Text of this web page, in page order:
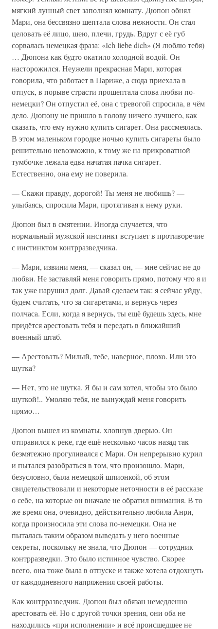
мягкий лунный свет заполнял комнату. Дюпон обнял
Мари, она бессвязно шептала слова нежности. Он стал
целовать её лицо, шею, плечи, грудь. Вдруг с её губ
сорвалась немецкая фраза: «Ich liebe dich» (Я люблю тебя)
… Дюпона как будто окатило холодной водой. Он
насторожился. Неужели прекрасная Мари, которая
говорила, что работает в Париже, а сюда приехала в
отпуск, в порыве страсти прошептала слова любви по-
немецки? Он отпустил её, она с тревогой спросила, в чём
дело. Дюпону не пришло в голову ничего лучшего, как
сказать, что ему нужно купить сигарет. Она рассмеялась.
В этом маленьком городке ночью купить сигареты было
решительно невозможно, к тому же на прикроватной
тумбочке лежала едва начатая пачка сигарет.
Естественно, она ему не поверила.
— Скажи правду, дорогой! Ты меня не любишь? —
улыбаясь, спросила Мари, протягивая к нему руки.
Дюпон был в смятении. Иногда случается, что
нормальный мужской инстинкт вступает в противоречие
с инстинктом контрразведчика.
— Мари, извини меня, — сказал он, — мне сейчас не до
любви. Не заставляй меня говорить прямо, потому что я и
так уже нарушил долг. Давай сделаем так: я сейчас уйду,
будем считать, что за сигаретами, и вернусь через
полчаса. Если, когда я вернусь, ты ещё будешь здесь, мне
придётся арестовать тебя и передать в ближайший
военный штаб.
— Арестовать? Милый, тебе, наверное, плохо. Или это
шутка?
— Нет, это не шутка. Я бы и сам хотел, чтобы это было
шуткой!.. Умоляю тебя, не вынуждай меня говорить
прямо…
Дюпон вышел из комнаты, хлопнув дверью. Он
отправился к реке, где ещё несколько часов назад так
безмятежно прогуливался с Мари. Он непрерывно курил
и пытался разобраться в том, что произошло. Мари,
безусловно, была немецкой шпионкой, об этом
свидетельствовали и некоторые неточности в её рассказе
о себе, на которые он вначале не обратил внимания. В то
же время она, очевидно, действительно любила Анри,
когда произносила эти слова по-немецки. Она не
пыталась таким образом выведать у него военные
секреты, поскольку не знала, что Дюпон — сотрудник
контрразведки. Это было истинное чувство. Скорее
всего, она тоже была в отпуске и также хотела отдохнуть
от каждодневного напряжения своей работы.
Как контрразведчик, Дюпон был обязан немедленно
арестовать её. Но с другой точки зрения, они оба не
находились «при исполнении» и всё происшедшее не